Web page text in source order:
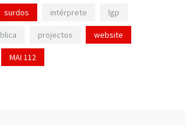
surdos intérprete lgp
projectos website
MAI 112